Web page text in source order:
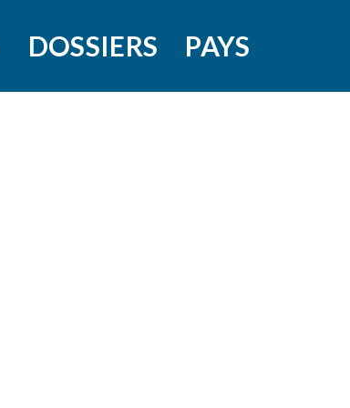
DOSSIERS PAYS